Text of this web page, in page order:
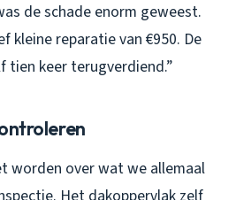
de schade enorm geweest.
kleine reparatie van €950. De
tien keer terugverdiend.”
worden over wat we allemaal